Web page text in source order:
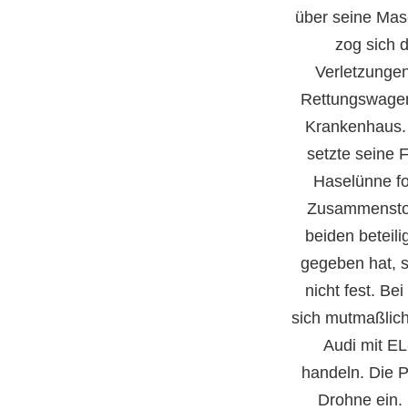
über seine
zog sich
setzte seine
Haselünne
beiden
gegeben hat,
nicht fest.
sich
Audi mit
handeln. Die
Drohne